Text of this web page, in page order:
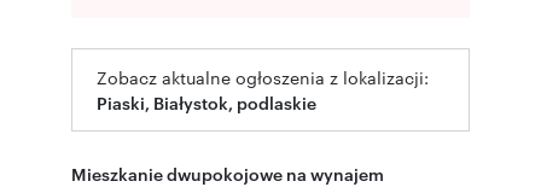
Zobacz aktualne ogłoszenia z lokalizacji:
Piaski, Białystok, podlaskie
Mieszkanie dwupokojowe na wynajem